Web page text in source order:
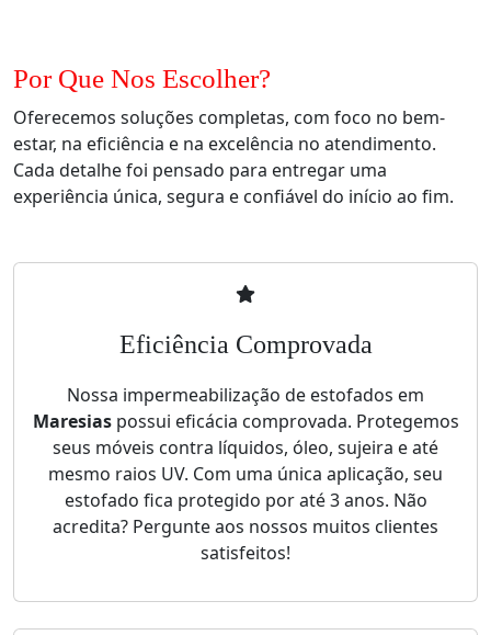
Por Que Nos Escolher?
Oferecemos soluções completas, com foco no bem-
estar, na eficiência e na excelência no atendimento.
Cada detalhe foi pensado para entregar uma
experiência única, segura e confiável do início ao fim.
Eficiência Comprovada
Nossa impermeabilização de estofados em
Maresiaspossui eficácia comprovada. Protegemos
seus móveis contra líquidos, óleo, sujeira e até
mesmo raios UV. Com uma única aplicação, seu
estofado fica protegido por até 3 anos. Não
acredita? Pergunte aos nossos muitos clientes
satisfeitos!